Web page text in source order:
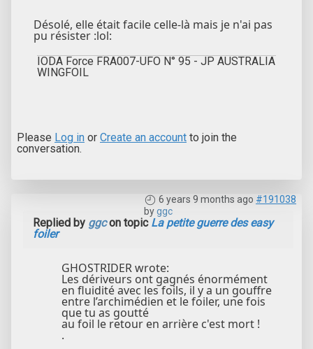
Désolé, elle était facile celle-là mais je n'ai pas
pu résister :lol:
IODA Force FRA007-UFO N° 95 - JP AUSTRALIA
WINGFOIL
Please Log in or Create an account to join the
conversation.
6 years 9 months ago #191038
byggc
Replied by ggcon topic La petite guerre des easy
foiler
GHOSTRIDER wrote:
Les dériveurs ont gagnés énormément
en fluidité avec les foils, il y a un gouffre
entre l’archimédien et le foiler, une fois
que tu as goutté
au foil le retour en arrière c'est mort !
.